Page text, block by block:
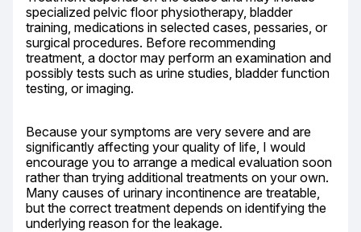
specialized pelvic floor physiotherapy, bladder
training, medications in selected cases, pessaries, or
surgical procedures. Before recommending
treatment, a doctor may perform an examination and
possibly tests such as urine studies, bladder function
testing, or imaging.
Because your symptoms are very severe and are
significantly affecting your quality of life, I would
encourage you to arrange a medical evaluation soon
rather than trying additional treatments on your own.
Many causes of urinary incontinence are treatable,
but the correct treatment depends on identifying the
underlying reason for the leakage.